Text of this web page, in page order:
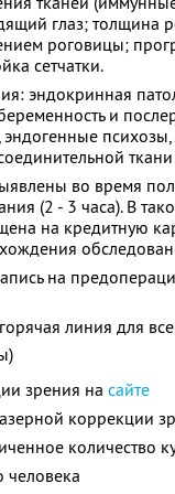
глаз; толщина
роговицы;
сетчатки.
эндокринная
и
ткани
во время
(2 - 3 часа). В
на кредитную
на
линия для
зрения на сайте
коррекции
количество
человека